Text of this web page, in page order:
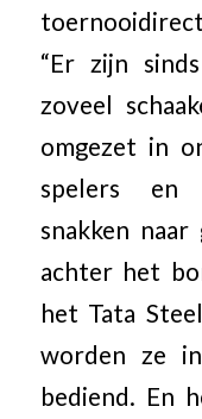
“Er zijn
zoveel
omgezet in
spelers en
snakken
achter het
het Tata
worden ze
bediend. En